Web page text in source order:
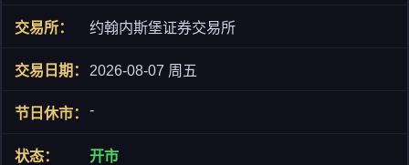
约翰内斯堡证券交易所
2026-08-07 周五
-
开市